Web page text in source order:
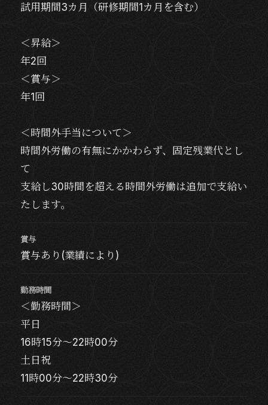
試用期間3カ月（研修期間1カ月を含む）
＜昇給＞
年2回
＜賞与＞
年1回
＜時間外手当について＞
時間外労働の有無にかかわらず、固定残業代とし
て
支給し30時間を超える時間外労働は追加で支給い
たします。
賞与
賞与あり(業績により)
勤務時間
＜勤務時間＞
平日
16時15分～22時00分
土日祝
11時00分～22時30分